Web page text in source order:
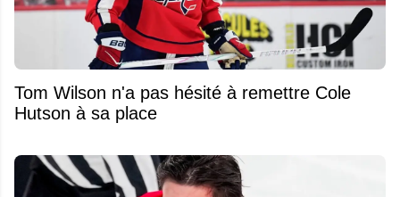
Tom Wilson n'a pas hésité à remettre Cole
Hutson à sa place